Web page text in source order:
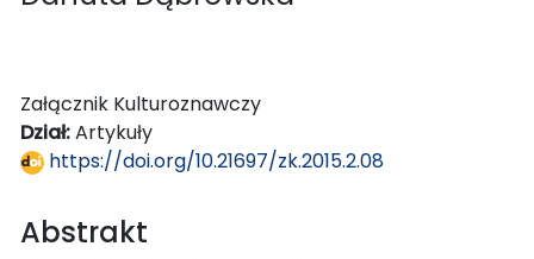
Załącznik Kulturoznawczy
Dział:Artykuły
https://doi.org/10.21697/zk.2015.2.08
Abstrakt